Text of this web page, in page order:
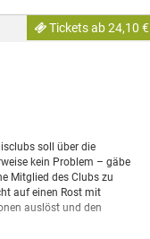
„Das Amt“ oder
Bühnen gefeiert wurde,
Tickets ab 24,10 €
soll über die
kein Problem – gäbe
Mitglied des Clubs zu
auf einen Rost mit
auslöst und den